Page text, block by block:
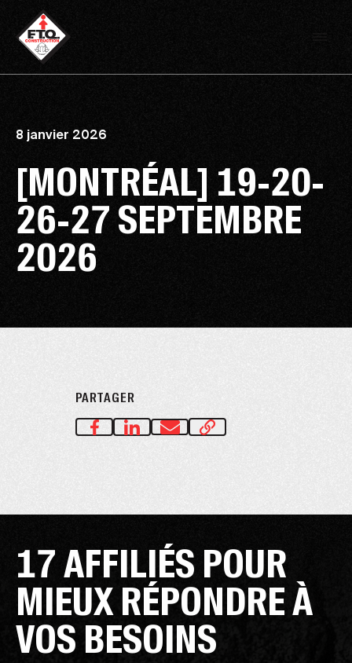
8 janvier 2026
[MONTRÉAL] 19-20-
26-27 SEPTEMBRE
2026
PARTAGER
17 AFFILIÉS POUR
MIEUX RÉPONDRE À
VOS BESOINS